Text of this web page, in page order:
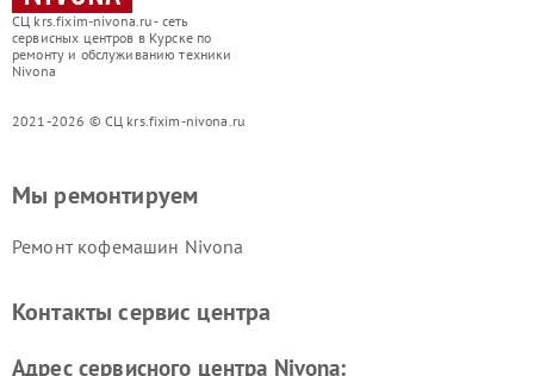
СЦ krs.fixim-nivona.ru - сеть
сервисных центров в Курске по
ремонту и обслуживанию техники
Nivona
2021-2026 © СЦ krs.fixim-nivona.ru
Мы ремонтируем
Ремонт кофемашин Nivona
Контакты сервис центра
Адрес сервисного центра Nivona: